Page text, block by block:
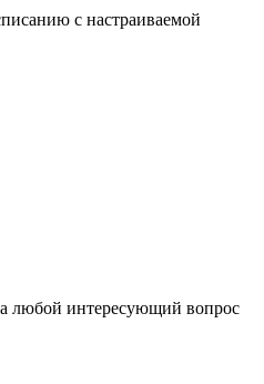
с настраиваемой
любой интересующий вопрос